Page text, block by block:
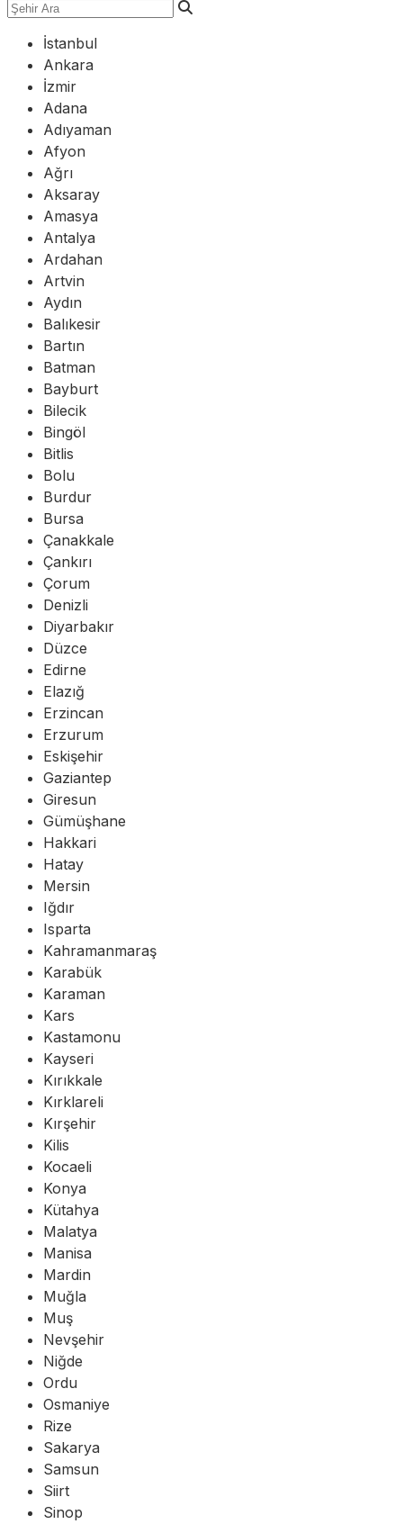
İstanbul
Ankara
İzmir
Adana
Adıyaman
Afyon
Ağrı
Aksaray
Amasya
Antalya
Ardahan
Artvin
Aydın
Balıkesir
Bartın
Batman
Bayburt
Bilecik
Bingöl
Bitlis
Bolu
Burdur
Bursa
Çanakkale
Çankırı
Çorum
Denizli
Diyarbakır
Düzce
Edirne
Elazığ
Erzincan
Erzurum
Eskişehir
Gaziantep
Giresun
Gümüşhane
Hakkari
Hatay
Mersin
Iğdır
Isparta
Kahramanmaraş
Karabük
Karaman
Kars
Kastamonu
Kayseri
Kırıkkale
Kırklareli
Kırşehir
Kilis
Kocaeli
Konya
Kütahya
Malatya
Manisa
Mardin
Muğla
Muş
Nevşehir
Niğde
Ordu
Osmaniye
Rize
Sakarya
Samsun
Siirt
Sinop